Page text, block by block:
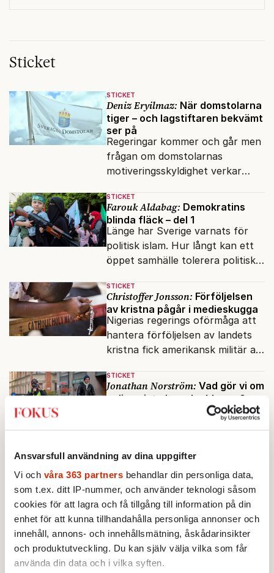
Ansvarsfull användning av dina uppgifter
Vi och våra 363 partners behandlar din personliga data,
som t.ex. ditt IP-nummer, och använder teknologi såsom
cookies för att lagra och få tillgång till information på din
enhet för att kunna tillhandahålla personliga annonser och
innehåll, annons- och innehållsmätning, åskådarinsikter
och produktutveckling. Du kan själv välja vilka som får
använda din data och i vilka syften.
Sticket
STICKET
Deniz Eryilmaz: När domstolarna
tiger – och lagstiftaren bekvämt
ser på
Regeringar kommer och går men
frågan om domstolarnas
motiveringsskyldighet verkar
dagordningen.
STICKET
Farouk Aldabag: Demokratins
blinda fläck – del 1
Länge har Sverige varnats för
politisk islam. Hur långt kan ett
öppet samhälle tolerera politiska
inifrån?
STICKET
Christoffer Jonsson: Förföljelsen
av kristna pågår i medieskugga
Nigerias regerings oförmåga att
hantera förföljelsen av landets
kristna fick amerikansk militär att
milisen.
STICKET
Jonathan Norström: Vad gör vi om
polisen inte kan skydda oss?
Brottsstatistiken må visa att
samhället har blivit tryggare,
många inte ser meningen i att
Merit Wager:Ord har betydelse –
inte minst i migrationsdebatten
Att flera medier och politiker
talade om ”flyktingar” i Ceuta
urholkar begreppets skyddsvärde
för dem som faktiskt flyr krig
och förföljelse.
STICKET
Jonas Gummesson: